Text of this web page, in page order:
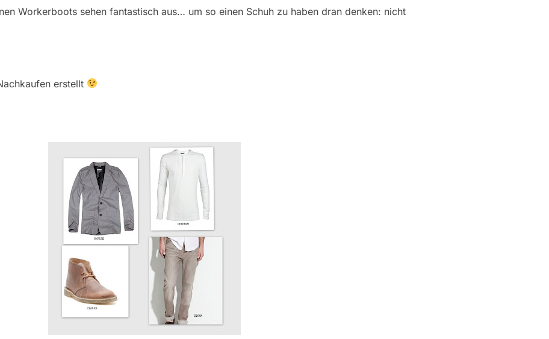
Workerboots sehen fantastisch aus… um so einen Schuh zu haben dran denken: nicht
erstellt